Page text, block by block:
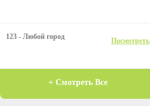
123 - Любой город Посмотреть
+ Смотреть Все